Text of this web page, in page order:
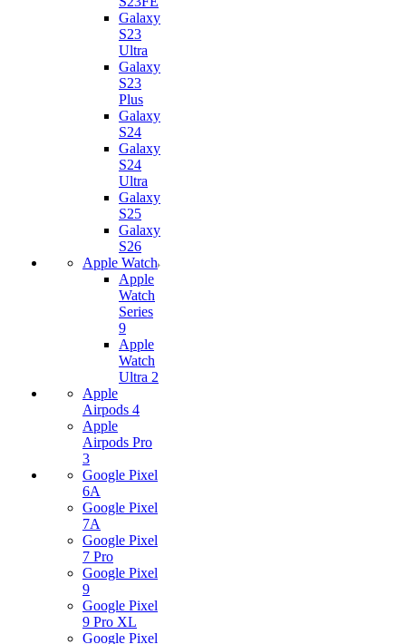
Galaxy
S23
Ultra
Galaxy
S23
Plus
Galaxy
S24
Galaxy
S24
Ultra
Galaxy
S25
Galaxy
S26
Apple Watch
Apple
Watch
Series
9
Apple
Watch
Ultra 2
Apple
Airpods 4
Apple
Airpods Pro
3
Google Pixel
6A
Google Pixel
7А
Google Pixel
7 Pro
Google Pixel
9
Google Pixel
9 Pro XL
Google Pixel